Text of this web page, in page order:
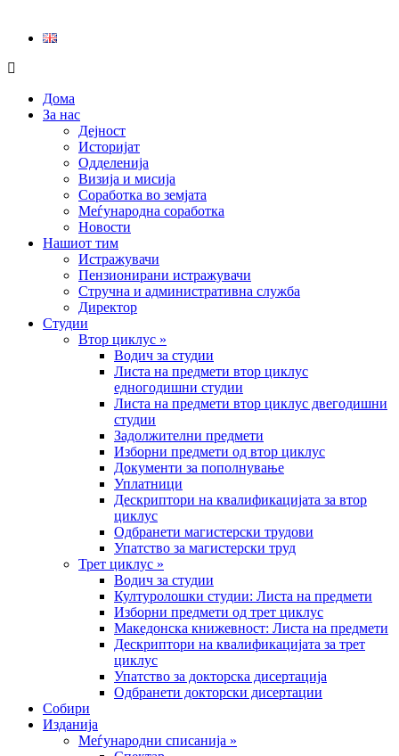
Дома
За нас
Дејност
Историјат
Одделенија
Визија и мисија
Соработка во земјата
Меѓународна соработка
Новости
Нашиот тим
Истражувачи
Пензионирани истражувачи
Стручна и административна служба
Директор
Студии
Втор циклус »
Водич за студии
Листа на предмети втор циклус
едногодишни студии
Листа на предмети втор циклус двегодишни
студии
Задолжителни предмети
Изборни предмети од втор циклус
Документи за пополнување
Уплатници
Дескриптори на квалификацијата за втор
циклус
Одбранети магистерски трудови
Упатство за магистерски труд
Трет циклус »
Водич за студии
Културолошки студии: Листа на предмети
Изборни предмети од трет циклус
Македонска книжевност: Листа на предмети
Дескриптори на квалификацијата за трет
циклус
Упатство за докторска дисертација
Одбранети докторски дисертации
Собири
Изданија
Меѓународни списанија »